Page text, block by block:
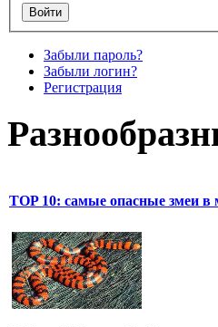
Забыли пароль?
Забыли логин?
Регистрация
TOP 10: самые опасные змеи в